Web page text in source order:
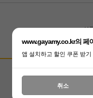
상
고객상담센터
온라인 : 02-3409-0337
직영매장 : 02-3409-0339
www.gayamy.co.kr의 페
앱 설치하고 할인 쿠폰 받기
취소